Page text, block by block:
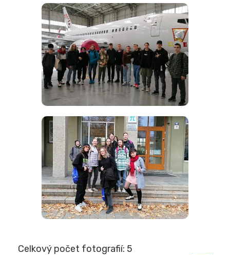
Celkový počet fotografií: 5